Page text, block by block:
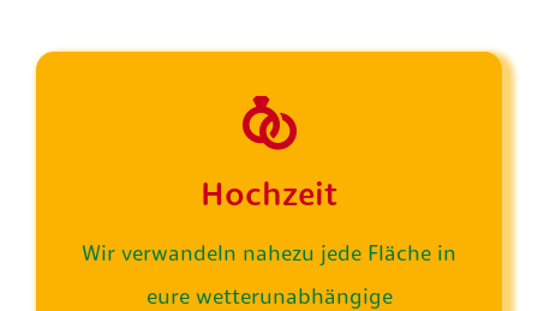
Hochzeit
Wir verwandeln nahezu jede Fläche in
eure wetterunabhängige